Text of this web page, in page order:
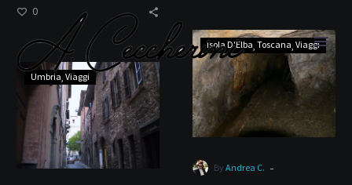
natura e cultura
0
Elba
–
Miniere
Capoliveri
Isola D'Elba Toscana Viaggi
By Andrea C. -
Spello
Umbria Viaggi